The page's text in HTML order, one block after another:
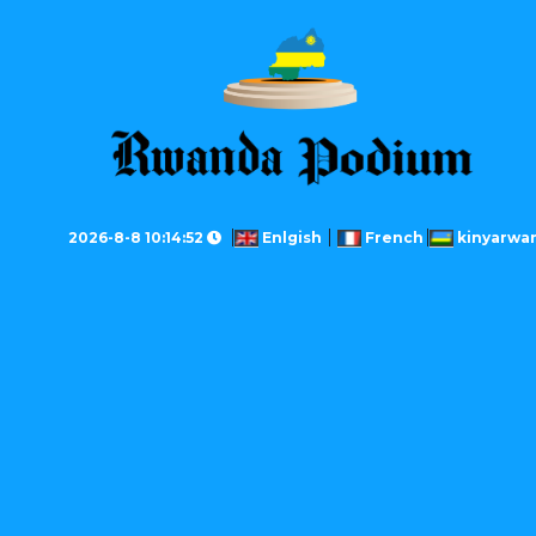
2026-8-8 10:14:52 Enlgish French